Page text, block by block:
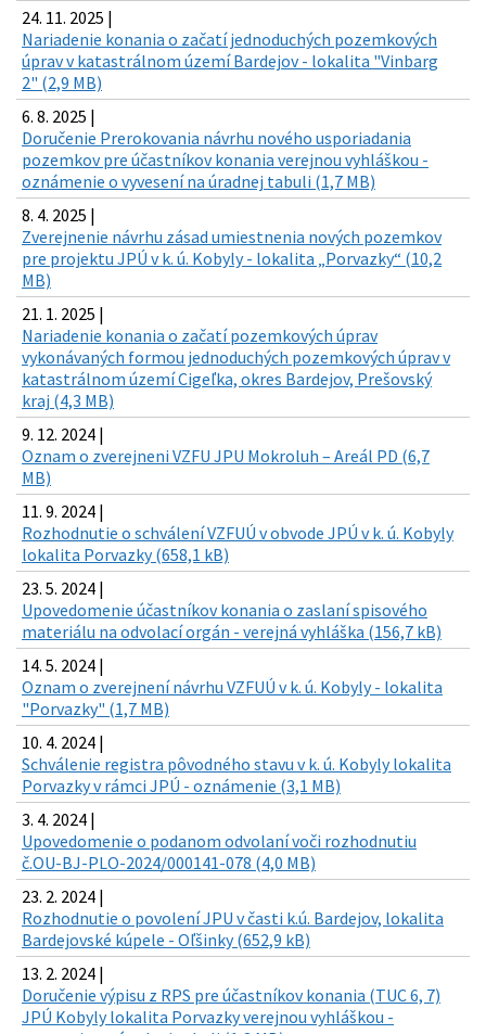
24. 11. 2025 |
Nariadenie konania o začatí jednoduchých pozemkových
úprav v katastrálnom území Bardejov - lokalita "Vinbarg
2" (2,9 MB)
6. 8. 2025 |
Doručenie Prerokovania návrhu nového usporiadania
pozemkov pre účastníkov konania verejnou vyhláškou -
oznámenie o vyvesení na úradnej tabuli (1,7 MB)
8. 4. 2025 |
Zverejnenie návrhu zásad umiestnenia nových pozemkov
pre projektu JPÚ v k. ú. Kobyly - lokalita „Porvazky“ (10,2
MB)
21. 1. 2025 |
Nariadenie konania o začatí pozemkových úprav
vykonávaných formou jednoduchých pozemkových úprav v
katastrálnom území Cigeľka, okres Bardejov, Prešovský
kraj (4,3 MB)
9. 12. 2024 |
Oznam o zverejneni VZFU JPU Mokroluh – Areál PD (6,7
MB)
11. 9. 2024 |
Rozhodnutie o schválení VZFUÚ v obvode JPÚ v k. ú. Kobyly
lokalita Porvazky (658,1 kB)
23. 5. 2024 |
Upovedomenie účastníkov konania o zaslaní spisového
materiálu na odvolací orgán - verejná vyhláška (156,7 kB)
14. 5. 2024 |
Oznam o zverejnení návrhu VZFUÚ v k. ú. Kobyly - lokalita
"Porvazky" (1,7 MB)
10. 4. 2024 |
Schválenie registra pôvodného stavu v k. ú. Kobyly lokalita
Porvazky v rámci JPÚ - oznámenie (3,1 MB)
3. 4. 2024 |
Upovedomenie o podanom odvolaní voči rozhodnutiu
č.OU-BJ-PLO-2024/000141-078 (4,0 MB)
23. 2. 2024 |
Rozhodnutie o povolení JPU v časti k.ú. Bardejov, lokalita
Bardejovské kúpele - Oľšinky (652,9 kB)
13. 2. 2024 |
Doručenie výpisu z RPS pre účastníkov konania (TUC 6, 7)
JPÚ Kobyly lokalita Porvazky verejnou vyhláškou -